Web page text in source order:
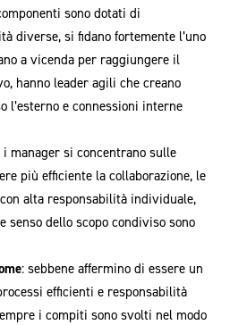
sono dotati di
diverse, si fidano fortemente l’uno
a vicenda per raggiungere il
hanno leader agili che creano
l’esterno e connessioni interne
i manager si concentrano sulle
più efficiente la collaborazione, le
alta responsabilità individuale,
senso dello scopo condiviso sono
: sebbene affermino di essere un
efficienti e responsabilità
i compiti sono svolti nel modo